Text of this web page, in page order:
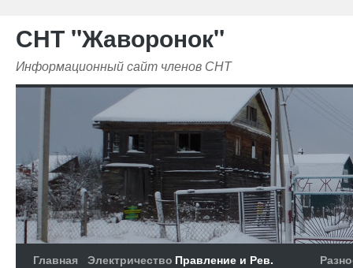
СНТ "Жаворонок"
Информационный сайт членов СНТ
Главная Электричество Правление и Рев.